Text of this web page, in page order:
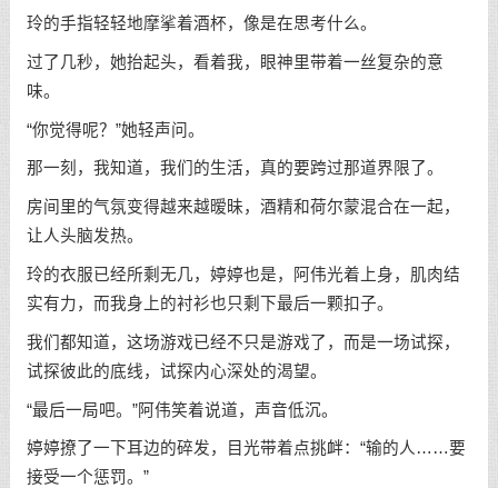
玲的手指轻轻地摩挲着酒杯，像是在思考什么。
过了几秒，她抬起头，看着我，眼神里带着一丝复杂的意
味。
“你觉得呢？”她轻声问。
那一刻，我知道，我们的生活，真的要跨过那道界限了。
房间里的气氛变得越来越暧昧，酒精和荷尔蒙混合在一起，
让人头脑发热。
玲的衣服已经所剩无几，婷婷也是，阿伟光着上身，肌肉结
实有力，而我身上的衬衫也只剩下最后一颗扣子。
我们都知道，这场游戏已经不只是游戏了，而是一场试探，
试探彼此的底线，试探内心深处的渴望。
“最后一局吧。”阿伟笑着说道，声音低沉。
婷婷撩了一下耳边的碎发，目光带着点挑衅：“输的人……要
接受一个惩罚。”